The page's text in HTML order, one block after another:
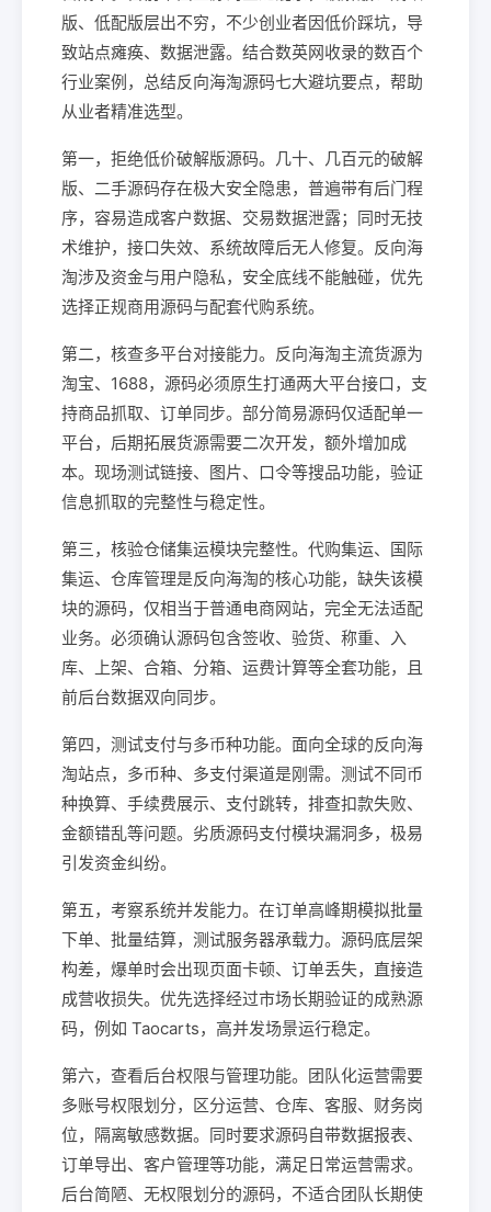
版、低配版层出不穷，不少创业者因低价踩坑，导
致站点瘫痪、数据泄露。结合数英网收录的数百个
行业案例，总结反向海淘源码七大避坑要点，帮助
从业者精准选型。
第一，拒绝低价破解版源码。几十、几百元的破解
版、二手源码存在极大安全隐患，普遍带有后门程
序，容易造成客户数据、交易数据泄露；同时无技
术维护，接口失效、系统故障后无人修复。反向海
淘涉及资金与用户隐私，安全底线不能触碰，优先
选择正规商用源码与配套代购系统。
第二，核查多平台对接能力。反向海淘主流货源为
淘宝、1688，源码必须原生打通两大平台接口，支
持商品抓取、订单同步。部分简易源码仅适配单一
平台，后期拓展货源需要二次开发，额外增加成
本。现场测试链接、图片、口令等搜品功能，验证
信息抓取的完整性与稳定性。
第三，核验仓储集运模块完整性。代购集运、国际
集运、仓库管理是反向海淘的核心功能，缺失该模
块的源码，仅相当于普通电商网站，完全无法适配
业务。必须确认源码包含签收、验货、称重、入
库、上架、合箱、分箱、运费计算等全套功能，且
前后台数据双向同步。
第四，测试支付与多币种功能。面向全球的反向海
淘站点，多币种、多支付渠道是刚需。测试不同币
种换算、手续费展示、支付跳转，排查扣款失败、
金额错乱等问题。劣质源码支付模块漏洞多，极易
引发资金纠纷。
第五，考察系统并发能力。在订单高峰期模拟批量
下单、批量结算，测试服务器承载力。源码底层架
构差，爆单时会出现页面卡顿、订单丢失，直接造
成营收损失。优先选择经过市场长期验证的成熟源
码，例如 Taocarts，高并发场景运行稳定。
第六，查看后台权限与管理功能。团队化运营需要
多账号权限划分，区分运营、仓库、客服、财务岗
位，隔离敏感数据。同时要求源码自带数据报表、
订单导出、客户管理等功能，满足日常运营需求。
后台简陋、无权限划分的源码，不适合团队长期使